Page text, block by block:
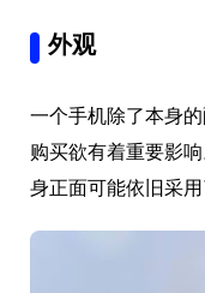
外观
一个手机除了本身
购买欲有着重要影
身正面可能依旧采